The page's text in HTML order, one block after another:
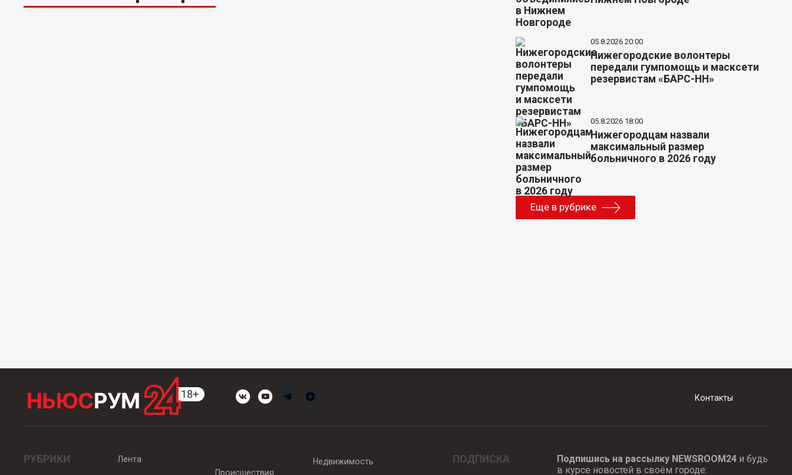
05.8.2026 20:00
Нижегородские волонтеры
передали гумпомощь и масксети
резервистам «БАРС-НН»
05.8.2026 18:00
Нижегородцам назвали
максимальный размер
больничного в 2026 году
Еще в рубрике
Контакты
РУБРИКИ
Лента
Происшествия
Недвижимость ПОДПИСКА Подпишись на рассылку NEWSROOM24и будь
в курсе новостей в своём городе: